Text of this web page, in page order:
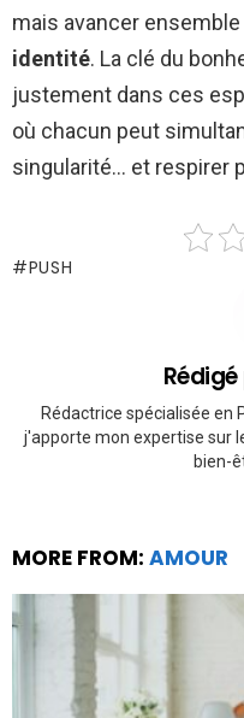
mais avancer
identité. La clé du
justement dans ces
où chacun peut
singularité… et respirer
PUSH
Rédactrice spécialisée en
j'apporte mon expertise sur
bien-
MORE FROM: AMOUR